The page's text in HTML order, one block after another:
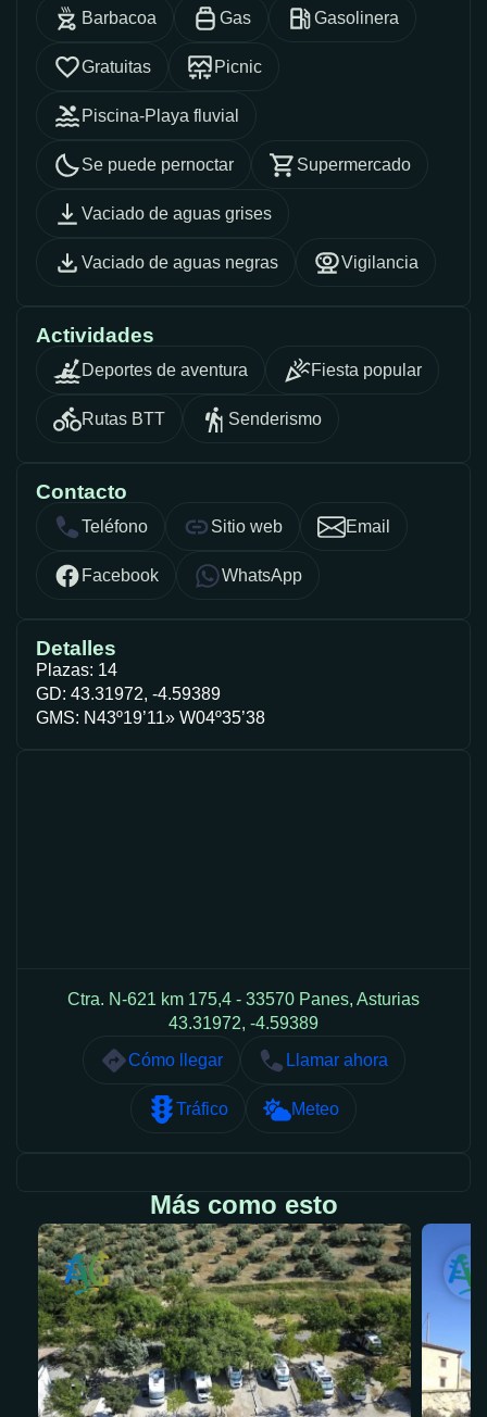
Barbacoa Gas Gasolinera
Gratuitas Picnic
Piscina-Playa fluvial
Se puede pernoctar Supermercado
Vaciado de aguas grises
Vaciado de aguas negras Vigilancia
Actividades
Deportes de aventura Fiesta popular
Rutas BTT Senderismo
Contacto
Teléfono Sitio web Email
Facebook WhatsApp
Detalles
Plazas: 14
GD: 43.31972, -4.59389
GMS: N43º19’11» W04º35’38
Ctra. N-621 km 175,4 - 33570 Panes, Asturias
43.31972, -4.59389
Cómo llegar
Llamar ahora
Tráfico Meteo
Más como esto